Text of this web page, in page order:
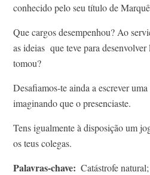
conhecido pelo seu título de
Que cargos desempenhou? Ao
as ideias que teve para
tomou?
Desafiamos-te ainda a escrever
imaginando que o presenciaste.
Tens igualmente à disposição um
os teus colegas.
Palavras-chave
Catástrofe